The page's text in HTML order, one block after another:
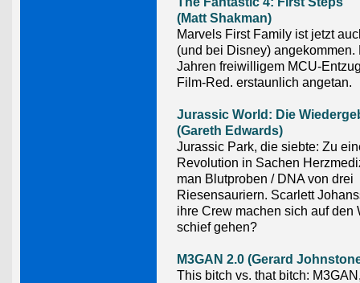
(Matt Shakman)
Marvels First Family ist jetzt
(und bei Disney) angekommen.
Jahren freiwilligem MCU-
Film-Red. erstaunlich angetan.
Jurassic World: Die
(Gareth Edwards)
Jurassic Park, die siebte: Zu
Revolution in Sachen
man Blutproben / DNA von drei
Riesensauriern. Scarlett
ihre Crew machen sich auf den
schief gehen?
M3GAN 2.0 (Gerard
This bitch vs. that bitch: